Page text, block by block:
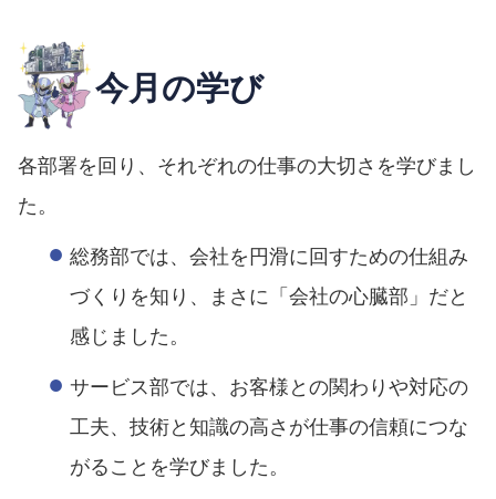
今月の学び
各部署を回り、それぞれの仕事の大切さを学びまし
た。
総務部では、会社を円滑に回すための仕組み
づくりを知り、まさに「会社の心臓部」だと
感じました。
サービス部では、お客様との関わりや対応の
工夫、技術と知識の高さが仕事の信頼につな
がることを学びました。